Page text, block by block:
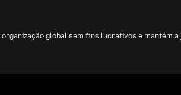
organização global sem fins lucrativos e mantém a